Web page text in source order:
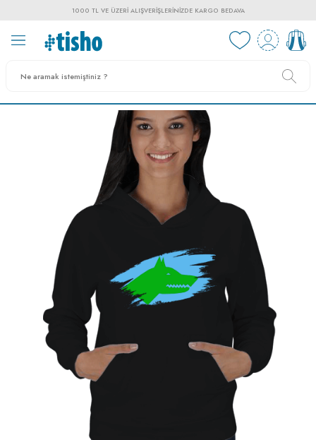
1000 TL VE ÜZERI ALIŞVERIŞLERINIZDE KARGO BEDAVA